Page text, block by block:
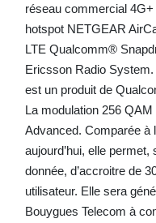
réseau commercial
hotspot NETGEAR
LTE Qualcomm®
Ericsson Radio
est un produit de
La modulation 256
Advanced. Comparée à
aujourd’hui, elle
donnée, d’accroitre de
utilisateur. Elle sera
Bouygues Telecom à